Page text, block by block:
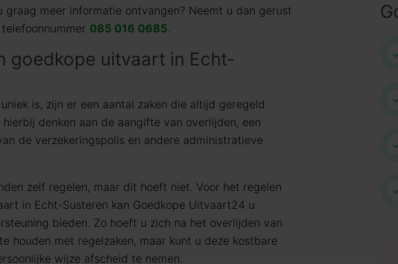
meer informatie ontvangen? Neemt u dan gerust
085 016 0685.
goedkope uitvaart in Echt-
is, zijn er een aantal zaken die altijd geregeld
denken aan de aangifte van overlijden, een
de verzekeringspolis en andere administratieve
zelf regelen, maar dit hoeft niet. Voor het regelen
in Echt-Susteren kan Goedkope Uitvaart24 u
bieden. Zo hoeft u zich na het overlijden van
houden met regelzaken, maar kunt u deze kostbare
wijze afscheid te nemen.